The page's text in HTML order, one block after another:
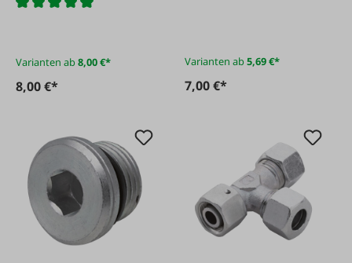
Varianten ab8,00 €*
8,00 €*
Varianten ab5,69 €*
7,00 €*